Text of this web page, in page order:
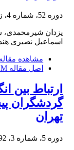
دوره 52، شماره 4، زمستان 1399، صفحه
یزدان شیرمحمدی،
اسماعیل نصیری
مشاهده
اصل مقاله M
ارتباط بین
گردشگران
تهران
دوره 5، شماره 3، 1392، صفحه